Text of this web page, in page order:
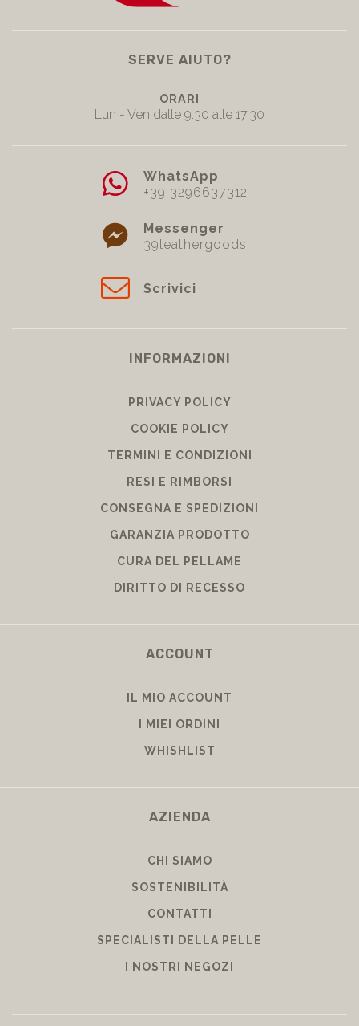
SERVE AIUTO?
ORARI
Lun - Ven dalle 9.30 alle 17.30
WhatsApp
+39 3296637312
Messenger
39leathergoods
Scrivici
INFORMAZIONI
PRIVACY POLICY
COOKIE POLICY
TERMINI E CONDIZIONI
RESI E RIMBORSI
CONSEGNA E SPEDIZIONI
GARANZIA PRODOTTO
CURA DEL PELLAME
DIRITTO DI RECESSO
ACCOUNT
IL MIO ACCOUNT
I MIEI ORDINI
WHISHLIST
AZIENDA
CHI SIAMO
SOSTENIBILITÀ
CONTATTI
SPECIALISTI DELLA PELLE
I NOSTRI NEGOZI